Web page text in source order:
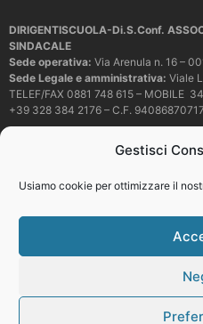
Gestisci
Usiamo cookie per ottimizzare il
DIRIGENTISCUOLA-Di.S.Conf.
SINDACALE
Sede operativa: Via Arenula n. 16 –
Sede Legale e amministrativa: Viale
TELEF/FAX 0881 748 615 – MOBILE
+39 328 384 2176 – C.F. 94086870717
dirigentiscuola@pec.it
copiare o riprodurre in alcun modo i